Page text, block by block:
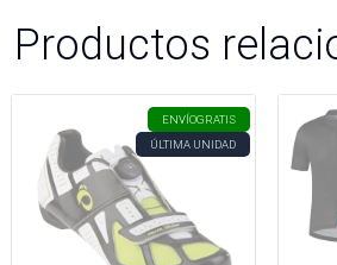
Productos
ENVÍOGRATIS
ÚLTIMA UNIDAD